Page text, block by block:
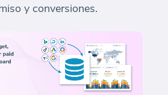
y conversiones.